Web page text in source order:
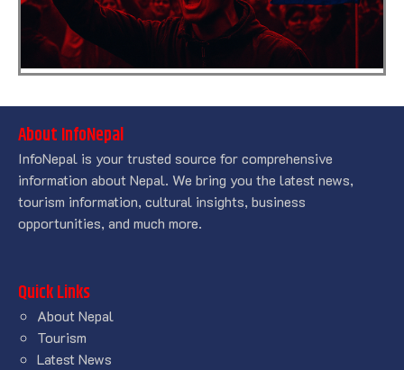
About InfoNepal
InfoNepal is your trusted source for comprehensive
information about Nepal. We bring you the latest news,
tourism information, cultural insights, business
opportunities, and much more.
Quick Links
About Nepal
Tourism
Latest News